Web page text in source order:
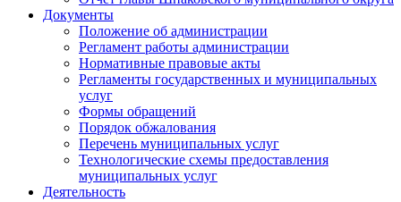
Документы
Положение об администрации
Регламент работы администрации
Нормативные правовые акты
Регламенты государственных и муниципальных
услуг
Формы обращений
Порядок обжалования
Перечень муниципальных услуг
Технологические схемы предоставления
муниципальных услуг
Деятельность